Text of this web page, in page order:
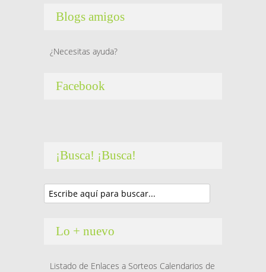
Blogs amigos
¿Necesitas ayuda?
Facebook
¡Busca! ¡Busca!
Lo + nuevo
Listado de Enlaces a Sorteos Calendarios de